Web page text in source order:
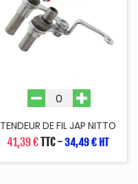
TENDEUR DE FIL JAP NITTO
41,39 €TTC-34,49 € HT